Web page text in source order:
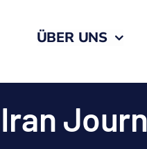
ÜBER UNS
Iran